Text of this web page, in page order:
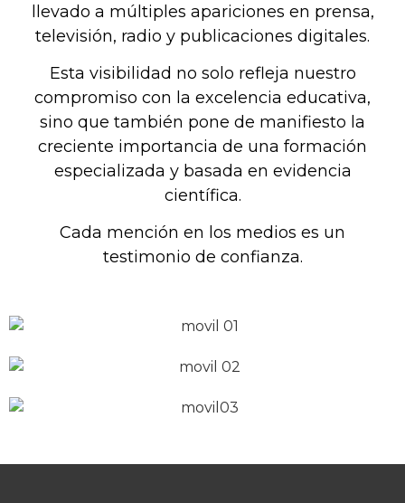
llevado a múltiples apariciones en prensa,
televisión, radio y publicaciones digitales.
Esta visibilidad no solo refleja nuestro
compromiso con la excelencia educativa,
sino que también pone de manifiesto la
creciente importancia de una formación
especializada y basada en evidencia
científica.
Cada mención en los medios es un
testimonio de confianza.